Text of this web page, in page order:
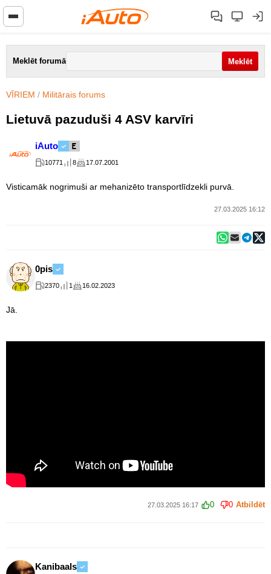
Meklēt forumā
VĪRIEM / Militārais forums
Lietuvā pazuduši 4 ASV karvīri
iAuto
10771 8 17.07.2001
Visticamāk nogrimuši ar mehanizēto transportlīdzekli purvā.
27.03.2025 16:12
0pis
2370 1 16.02.2023
Jā.
27.03.2025 16:17 0 0 Atbildēt
Kanibaals